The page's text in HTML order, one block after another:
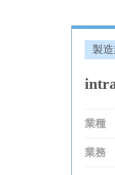
製造
業種
業務